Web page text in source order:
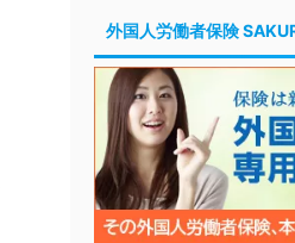
外国人労働者保険